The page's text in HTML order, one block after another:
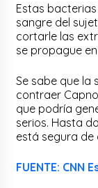
Estas
sangre del
cortarle las
se propague
Se sabe que la
contraer
que podría
serios. Hasta
está segura de
FUENTE: CNN